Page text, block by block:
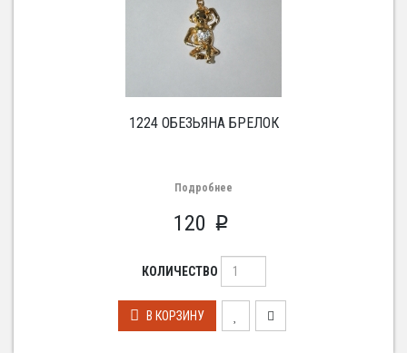
1224 ОБЕЗЬЯНА БРЕЛОК
Подробнее
120 p
КОЛИЧЕСТВО
В КОРЗИНУ